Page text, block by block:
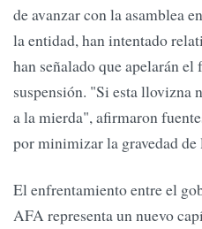
de avanzar con la asamblea
la entidad, han intentado
han señalado que apelarán
suspensión. "Si esta llovizna
a la mierda", afirmaron
por minimizar la gravedad de
El enfrentamiento entre el
AFA representa un nuevo